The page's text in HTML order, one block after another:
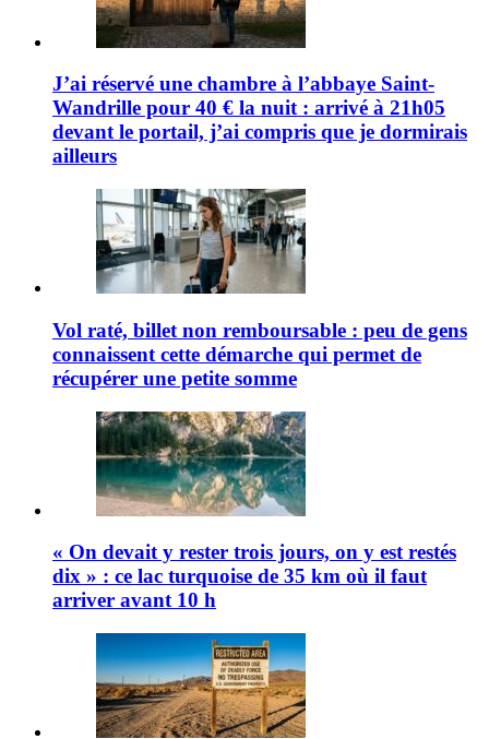
J’ai réservé une chambre à l’abbaye Saint-
Wandrille pour 40 € la nuit : arrivé à 21h05
devant le portail, j’ai compris que je dormirais
ailleurs
Vol raté, billet non remboursable : peu de gens
connaissent cette démarche qui permet de
récupérer une petite somme
« On devait y rester trois jours, on y est restés
dix » : ce lac turquoise de 35 km où il faut
arriver avant 10 h